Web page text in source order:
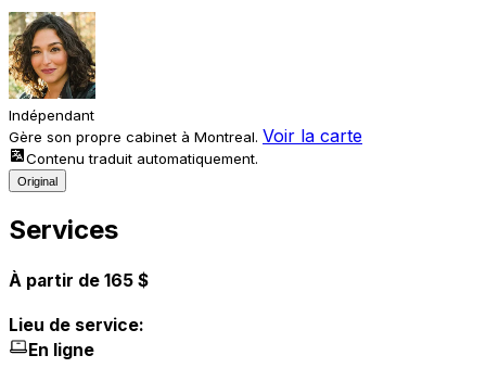
Indépendant
Gère son propre cabinet à Montreal. Voir la carte
Contenu traduit automatiquement.
Original
Services
À partir de 165 $
Lieu de service:
En ligne